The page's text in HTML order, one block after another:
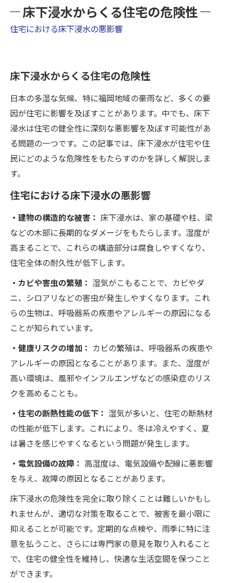
床下浸水からくる住宅の危険性
住宅における床下浸水の悪影響
床下浸水からくる住宅の危険性
日本の多湿な気候、特に福岡地域の豪雨など、多くの要
因が住宅に影響を及ぼすことがあります。中でも、床下
浸水は住宅の健全性に深刻な悪影響を及ぼす可能性があ
る問題の一つです。この記事では、床下浸水が住宅や住
民にどのような危険性をもたらすのかを詳しく解説しま
す。
住宅における床下浸水の悪影響
・建物の構造的な被害： 床下浸水は、家の基礎や柱、梁
などの木部に長期的なダメージをもたらします。湿度が
高まることで、これらの構造部分は腐食しやすくなり、
住宅全体の耐久性が低下します。
・カビや害虫の繁殖： 湿気がこもることで、カビやダ
ニ、シロアリなどの害虫が発生しやすくなります。これ
らの生物は、呼吸器系の疾患やアレルギーの原因になる
ことが知られています。
・健康リスクの増加： カビの繁殖は、呼吸器系の疾患や
アレルギーの原因となることがあります。また、湿度が
高い環境は、風邪やインフルエンザなどの感染症のリス
クを高めることも。
・住宅の断熱性能の低下： 湿気が多いと、住宅の断熱材
の性能が低下します。これにより、冬は冷えやすく、夏
は暑さを感じやすくなるという問題が発生します。
・電気設備の故障： 高湿度は、電気設備や配線に悪影響
を与え、故障の原因となることがあります。
床下浸水の危険性を完全に取り除くことは難しいかもし
れませんが、適切な対策を取ることで、被害を最小限に
抑えることが可能です。定期的な点検や、雨季に特に注
意を払うこと、さらには専門家の意見を取り入れること
で、住宅の健全性を維持し、快適な生活空間を保つこと
ができます。